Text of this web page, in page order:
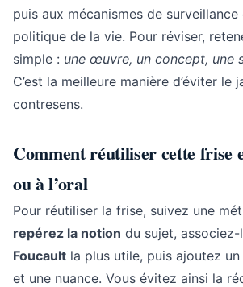
puis aux mécanismes de
politique de la vie. Pour réviser,
simple : une œuvre, un concept, une
C’est la meilleure manière d’éviter le
contresens.
Comment réutiliser cette frise
ou à l’oral
Pour réutiliser la frise, suivez une
repérez la notion du sujet, associez-
Foucault la plus utile, puis ajoutez un
et une nuance. Vous évitez ainsi la